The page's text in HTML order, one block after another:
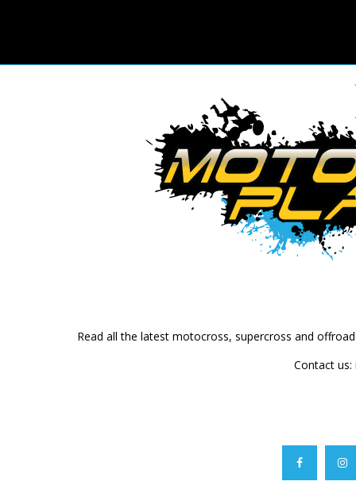
Read all the latest motocross, supercross and
Contact us: